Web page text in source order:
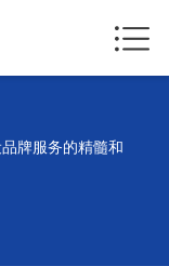
牌服务的精髓和